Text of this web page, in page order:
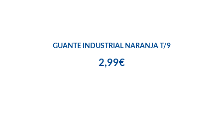
GUANTE INDUSTRIAL NARANJA T/9
2,99€